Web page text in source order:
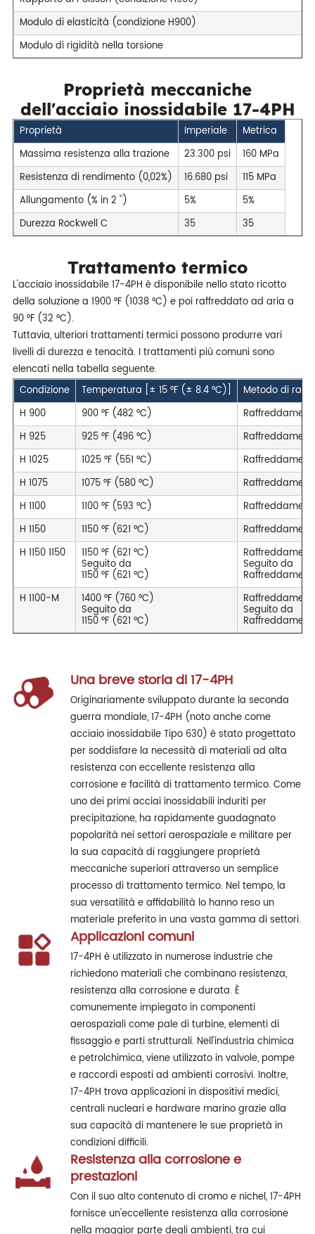
Modulo di elasticità (condizione H900)
Modulo di rigidità nella torsione
Proprietà meccaniche
dell'acciaio inossidabile 17-4PH
Proprietà Imperiale
Metrica
Massima resistenza alla trazione
23.300 psi
160 MPa
Resistenza di rendimento (0,02%)
16.680 psi
115 MPa
Allungamento (% in 2 '')
5%
5%
Durezza Rockwell C
35 35
Trattamento termico
L'acciaio inossidabile 17-4PH è disponibile nello stato ricotto
della soluzione a 1900 °F (1038 °C) e poi raffreddato ad aria a
90 °F (32 °C).
Tuttavia, ulteriori trattamenti termici possono produrre vari
livelli di durezza e tenacità. I trattamenti più comuni sono
elencati nella tabella seguente.
Condizione
Temperatura [± 15 °F (± 8.4 °C)]
Metodo di
H 900
900 °F (482 °C)
H 925
925 °F (496 °C)
H 1025
1025 °F (551 °C)
H 1075
1075 °F (580 °C)
H 1100
1100 °F (593 °C)
H 1150
1150 °F (621 °C)
H 1150 1150
1150 °F (621 °C)
Seguito da
1150 °F (621 °C)
Seguito da
H 1100-M
1400 °F (760 °C)
Seguito da
1150 °F (621 °C)
Seguito da
Una breve storia di 17-4PH
Originariamente sviluppato durante la seconda
guerra mondiale, 17-4PH (noto anche come
acciaio inossidabile Tipo 630) è stato progettato
per soddisfare la necessità di materiali ad alta
resistenza con eccellente resistenza alla
corrosione e facilità di trattamento termico. Come
uno dei primi acciai inossidabili induriti per
precipitazione, ha rapidamente guadagnato
popolarità nei settori aerospaziale e militare per
la sua capacità di raggiungere proprietà
meccaniche superiori attraverso un semplice
processo di trattamento termico. Nel tempo, la
sua versatilità e affidabilità lo hanno reso un
materiale preferito in una vasta gamma di settori.
Applicazioni comuni
17-4PH è utilizzato in numerose industrie che
richiedono materiali che combinano resistenza,
resistenza alla corrosione e durata. È
comunemente impiegato in componenti
aerospaziali come pale di turbine, elementi di
fissaggio e parti strutturali. Nell'industria chimica
e petrolchimica, viene utilizzato in valvole, pompe
e raccordi esposti ad ambienti corrosivi. Inoltre,
17-4PH trova applicazioni in dispositivi medici,
centrali nucleari e hardware marino grazie alla
sua capacità di mantenere le sue proprietà in
condizioni difficili.
Resistenza alla corrosione e
prestazioni
Con il suo alto contenuto di cromo e nichel, 17-4PH
fornisce un'eccellente resistenza alla corrosione
nella maggior parte degli ambienti, tra cui